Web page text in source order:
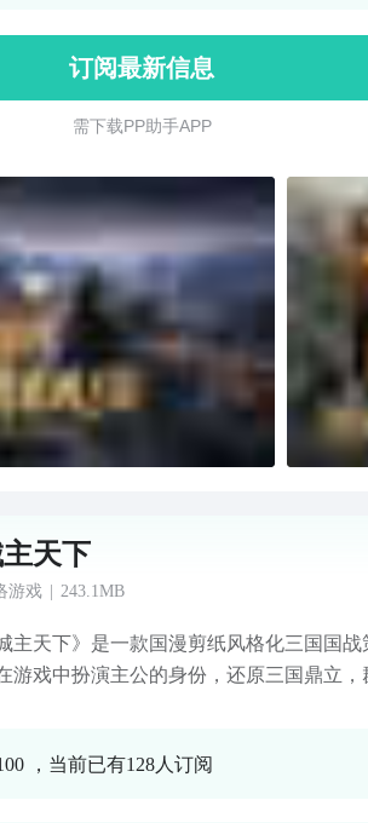
一般的猛将，冲锋陷阵，于万军之中取上将
仿水镜先生，在乱世中做一名隐士，寻找一
遁甲，坐看山外狼火硝烟..而且，你不用
服。这里没有晃眼的 VIP，不卖资源不卖兵
与战术去夯实。恭迎主公重回1800年前的
天下九州!
订阅最新信息
需 下 载 P P 助 手 A P P
天下
游戏 243.1MB
城主天下》是一款国漫剪纸风格化三国国
游戏中扮演主公的身份，还原三国鼎立
形成三足鼎立之势。在游戏中，玩家可以
，当前已有128人订阅